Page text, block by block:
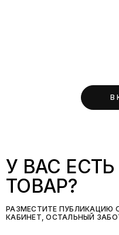
В
У ВАС
ТОВАР?
РАЗМЕСТИТЕ ПУБЛИКАЦИЮ
КАБИНЕТ, ОСТАЛЬНЫЙ